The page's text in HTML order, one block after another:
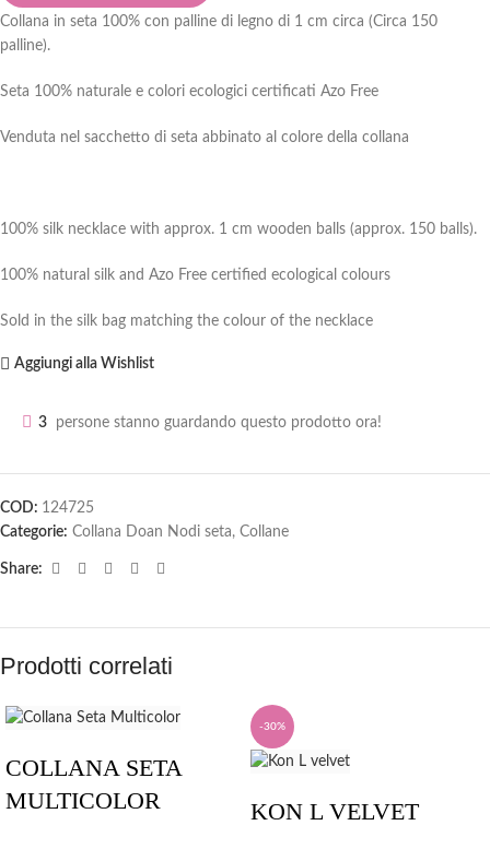
Collana in seta 100% con palline di legno di 1 cm circa (Circa 150
palline).
Seta 100% naturale e colori ecologici certificati Azo Free
Venduta nel sacchetto di seta abbinato al colore della collana
100% silk necklace with approx. 1 cm wooden balls (approx. 150 balls).
100% natural silk and Azo Free certified ecological colours
Sold in the silk bag matching the colour of the necklace
Aggiungi alla Wishlist
3 persone stanno guardando questo prodotto ora!
COD: 124725
Categorie: Collana Doan Nodi seta, Collane
Share:
Prodotti correlati
COLLANA SETA
MULTICOLOR
-30%
KON L VELVET